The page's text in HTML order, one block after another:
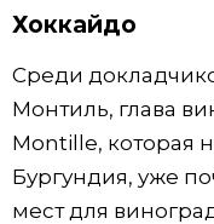
Хоккайдо
Среди
Монтиль, глава
Montille, которая
Бургундия, уже
мест для